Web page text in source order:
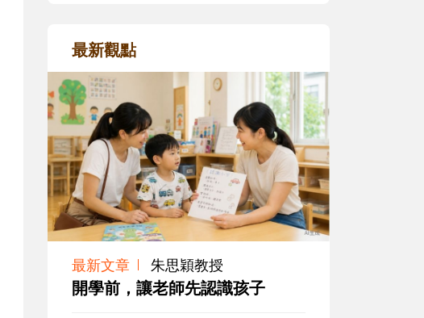
最新觀點
最新文章 朱思穎教授
開學前，讓老師先認識孩子